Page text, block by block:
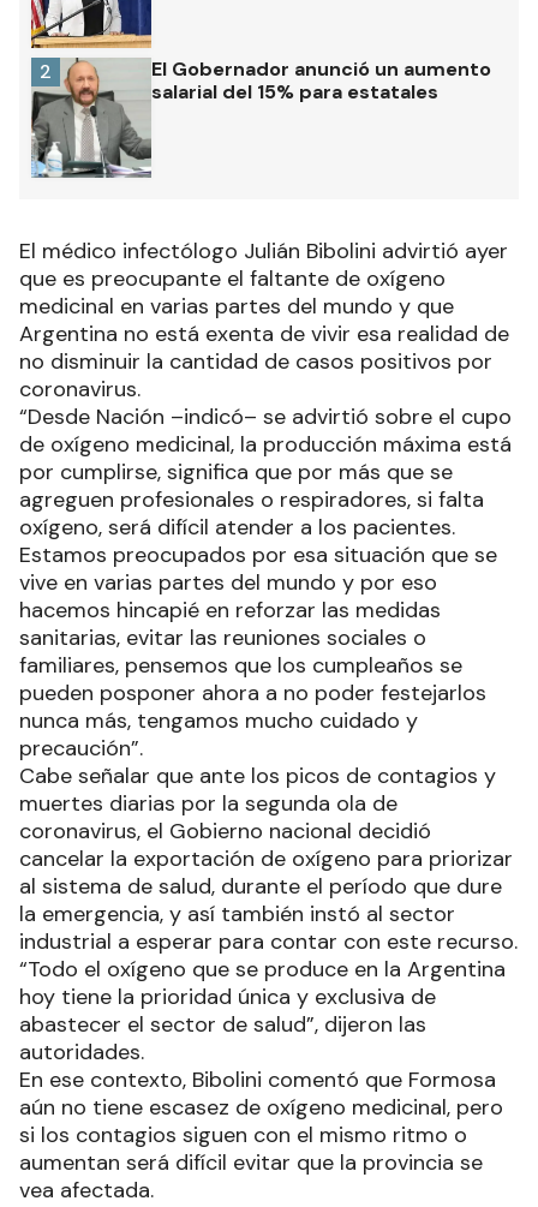
El Gobernador anunció un aumento
salarial del 15% para estatales
2
El médico infectólogo Julián Bibolini advirtió ayer
que es preocupante el faltante de oxígeno
medicinal en varias partes del mundo y que
Argentina no está exenta de vivir esa realidad de
no disminuir la cantidad de casos positivos por
coronavirus.
“Desde Nación –indicó– se advirtió sobre el cupo
de oxígeno medicinal, la producción máxima está
por cumplirse, significa que por más que se
agreguen profesionales o respiradores, si falta
oxígeno, será difícil atender a los pacientes.
Estamos preocupados por esa situación que se
vive en varias partes del mundo y por eso
hacemos hincapié en reforzar las medidas
sanitarias, evitar las reuniones sociales o
familiares, pensemos que los cumpleaños se
pueden posponer ahora a no poder festejarlos
nunca más, tengamos mucho cuidado y
precaución”.
Cabe señalar que ante los picos de contagios y
muertes diarias por la segunda ola de
coronavirus, el Gobierno nacional decidió
cancelar la exportación de oxígeno para priorizar
al sistema de salud, durante el período que dure
la emergencia, y así también instó al sector
industrial a esperar para contar con este recurso.
“Todo el oxígeno que se produce en la Argentina
hoy tiene la prioridad única y exclusiva de
abastecer el sector de salud”, dijeron las
autoridades.
En ese contexto, Bibolini comentó que Formosa
aún no tiene escasez de oxígeno medicinal, pero
si los contagios siguen con el mismo ritmo o
aumentan será difícil evitar que la provincia se
vea afectada.